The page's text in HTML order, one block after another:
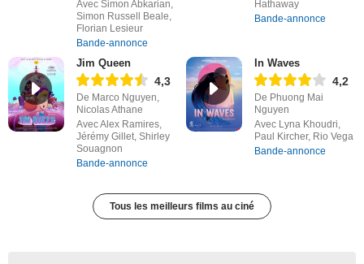
Avec Simon Abkarian,
Simon Russell Beale,
Florian Lesieur
Bande-annonce
Hathaway
Bande-annonce
Jim Queen
4,3
De Marco Nguyen,
Nicolas Athane
Avec Alex Ramires,
Jérémy Gillet, Shirley
Souagnon
Bande-annonce
In Waves
4,2
De Phuong Mai
Nguyen
Avec Lyna Khoudri,
Paul Kircher, Rio Vega
Bande-annonce
Tous les meilleurs films au ciné